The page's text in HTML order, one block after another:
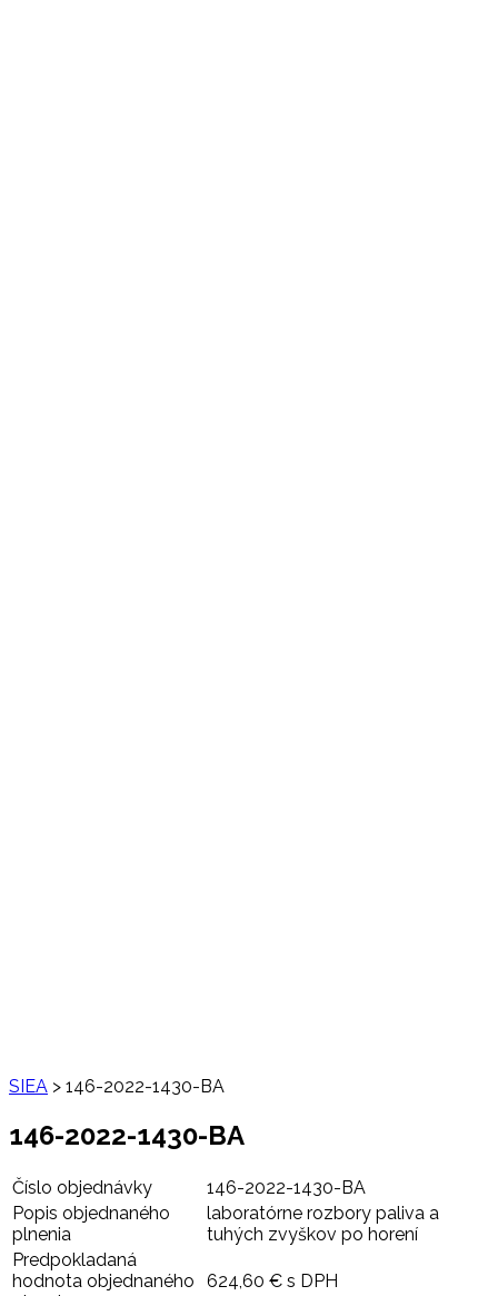
SIEA > 146-2022-1430-BA
146-2022-1430-BA
Číslo objednávky
146-2022-1430-BA
Popis objednaného
plnenia
laboratórne rozbory paliva a
tuhých zvyškov po horení
Predpokladaná
hodnota objednaného
624,60 € s DPH